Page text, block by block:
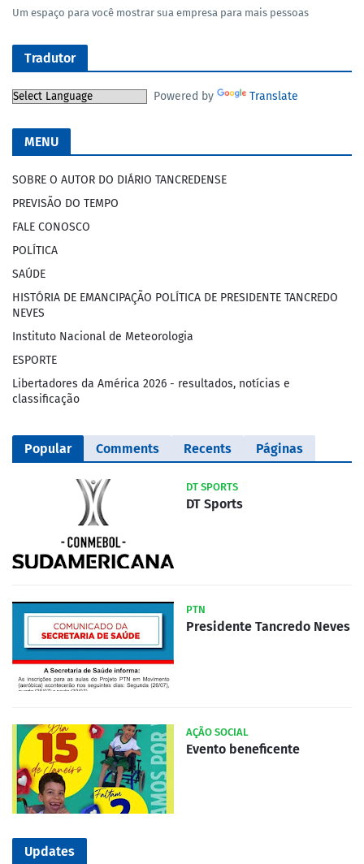
Um espaço para você mostrar sua empresa para mais pessoas
Tradutor
Powered by Translate
MENU
SOBRE O AUTOR DO DIÁRIO TANCREDENSE
PREVISÃO DO TEMPO
FALE CONOSCO
POLÍTICA
SAÚDE
HISTÓRIA DE EMANCIPAÇÃO POLÍTICA DE PRESIDENTE TANCREDO
NEVES
Instituto Nacional de Meteorologia
ESPORTE
Libertadores da América 2026 - resultados, notícias e
classificação
Popular Comments Recents Páginas
DT SPORTS
DT Sports
PTN
Presidente Tancredo Neves
AÇÃO SOCIAL
Evento beneficente
Updates